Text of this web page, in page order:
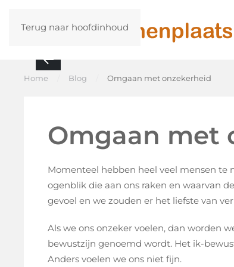
Terug naar hoofdinhoud
Home Blog Omgaan met onzekerheid
Omgaan met
Momenteel hebben heel veel mensen te
ogenblik die aan ons raken en waarvan
gevoel en we zouden er het liefste van
Als we ons onzeker voelen, dan worden
bewustzijn genoemd wordt. Het ik-
Anders voelen we ons niet fijn.